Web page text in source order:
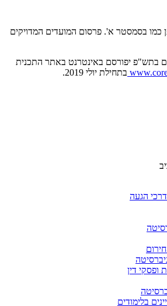
כמו בסמסטר א'. פרסום המועדים המדויקים
בתש"פ יפורסם באינטרנט באתר התכנית
בתחילת יולי 2019.
הגעה
ופסקי דין
בלימודים